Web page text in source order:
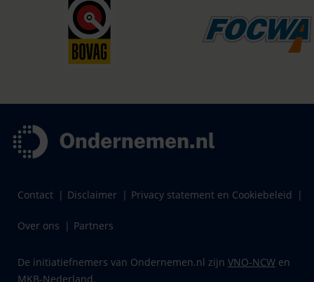
Contact Disclaimer Privacy statement en Cookiebeleid
Over ons Partners
De initiatiefnemers van Ondernemen.nl zijn VNO-NCW en
MKB-Nederland.